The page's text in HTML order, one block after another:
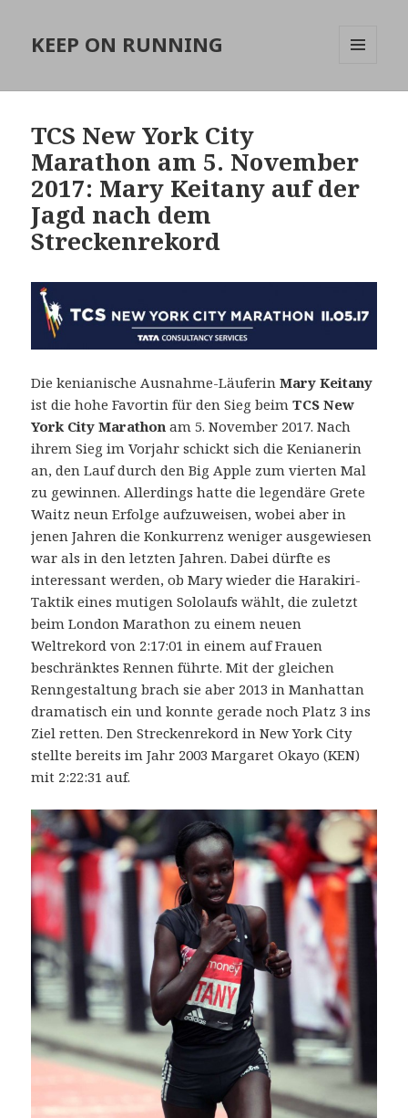
KEEP ON RUNNING
TCS New York City
Marathon am 5. November
2017: Mary Keitany auf der
Jagd nach dem
Streckenrekord
Die kenianische Ausnahme-LäuferinMary Keitany
ist die hohe Favortin für den Sieg beim TCS New
York City Marathon am 5. November 2017. Nach
ihrem Sieg im Vorjahr schickt sich die Kenianerin
an, den Lauf durch den Big Apple zum vierten Mal
zu gewinnen. Allerdings hatte die legendäre Grete
Waitz neun Erfolge aufzuweisen, wobei aber in
jenen Jahren die Konkurrenz weniger ausgewiesen
war als in den letzten Jahren. Dabei dürfte es
interessant werden, ob Mary wieder die Harakiri-
Taktik eines mutigen Sololaufs wählt, die zuletzt
beim London Marathon zu einem neuen
Weltrekord von 2:17:01 in einem auf Frauen
beschränktes Rennen führte. Mit der gleichen
Renngestaltung brach sie aber 2013 in Manhattan
dramatisch ein und konnte gerade noch Platz 3 ins
Ziel retten. Den Streckenrekord in New York City
stellte bereits im Jahr 2003 Margaret Okayo (KEN)
mit 2:22:31 auf.